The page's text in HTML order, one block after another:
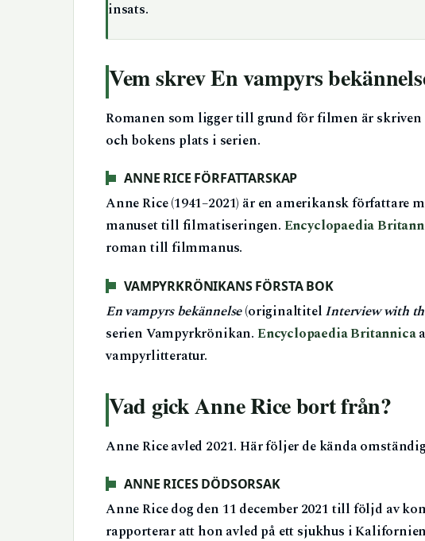
insats.
Vem skrev En vampyrs
Romanen som ligger till grund för filmen är
och bokens plats i serien.
ANNE RICE FÖRFATTARSKAP
Anne Rice (1941–2021) är en amerikansk författare
manuset till filmatiseringen. Encyclopaedia
roman till filmmanus.
VAMPYRKRÖNIKANS FÖRSTA BOK
En vampyrs bekännelse(originaltitel Interview with
serien Vampyrkrönikan. Encyclopaedia Britannica
vampyrlitteratur.
Vad gick Anne Rice bort från?
Anne Rice avled 2021. Här följer de kända
ANNE RICES DÖDSORSAK
Anne Rice dog den 11 december 2021 till följd av
rapporterar att hon avled på ett sjukhus i